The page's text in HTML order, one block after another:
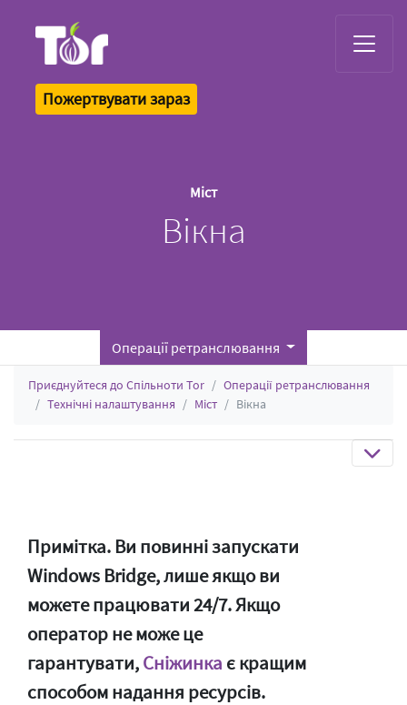
Пожертвувати зараз
Міст
Вікна
Операції ретранслювання
Приєднуйтеся до Спільноти Tor
Операції ретранслювання
Технічні налаштування
Міст Вікна
Примітка. Ви повинні запускати
Windows Bridge, лише якщо ви
можете працювати 24/7. Якщо
оператор не може це
гарантувати,Сніжинка є кращим
способом надання ресурсів.